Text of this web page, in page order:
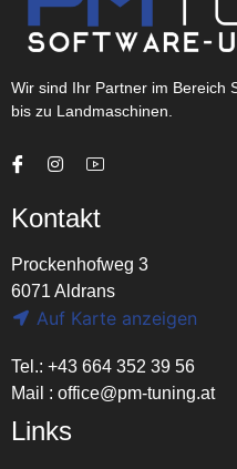
Wir sind Ihr Partner im Bereich
bis zu Landmaschinen.
Kontakt
Prockenhofweg 3
6071 Aldrans
Auf Karte anzeigen
Tel.: +43 664 352 39 56
Mail : office@pm-tuning.at
Links